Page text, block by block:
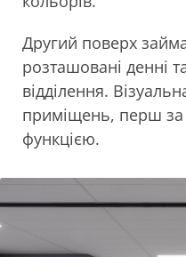
Другий поверх
розташовані денні
відділення.
приміщень, перш за
функцією.